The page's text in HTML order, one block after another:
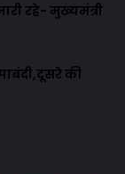
रहे- मुख्यमंत्री
की